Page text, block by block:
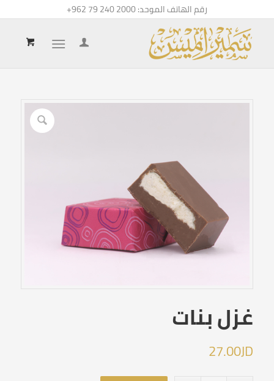
رقم الهاتف الموحد:+962 79 240 2000
غزل بنات
27.00JD